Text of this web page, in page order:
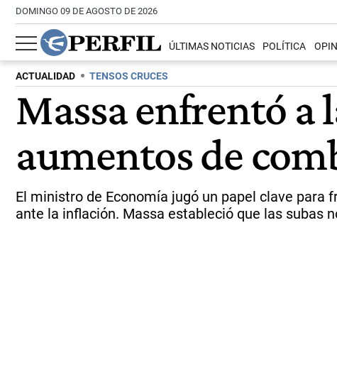
DOMINGO 09 DE AGOSTO DE 2026
ÚLTIMAS NOTICIAS POLÍTICA
ACTUALIDAD TENSOS CRUCES
Massa enfrentó a
aumentos de
El ministro de Economía jugó un papel clave
ante la inflación. Massa estableció que las subas